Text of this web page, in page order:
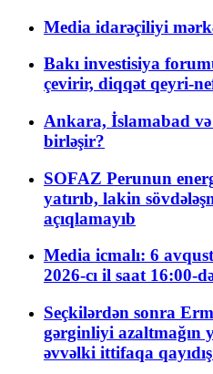
Media idarəçiliyi
Bakı investisiya
çevirir, diqqət qeyri-
Ankara, İslamabad
birləşir?
SOFAZ Perunun
yatırıb, lakin
açıqlamayıb
Media icmalı: 6
2026-cı il saat 16:00-
Seçkilərdən sonra
gərginliyi azaltmağın
əvvəlki ittifaqa